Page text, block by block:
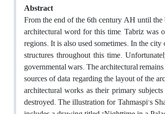
Abstract
From the end of the 6th century AH until
architectural word for this time, Tabriz was
regions. It is also used sometimes. In the
structures throughout this time.
governmental wars. The architectural
sources of data regarding the layout of the
architectural works as their primary
destroyed. The illustration for Tahmaspi’s